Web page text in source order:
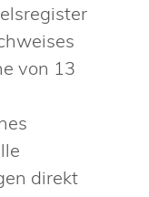
von 13
direkt